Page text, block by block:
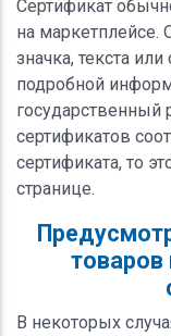
Сертификат
на
значка, текста
подробной
государственный
сертификатов
сертификата, то
странице.
товаров
В некоторых